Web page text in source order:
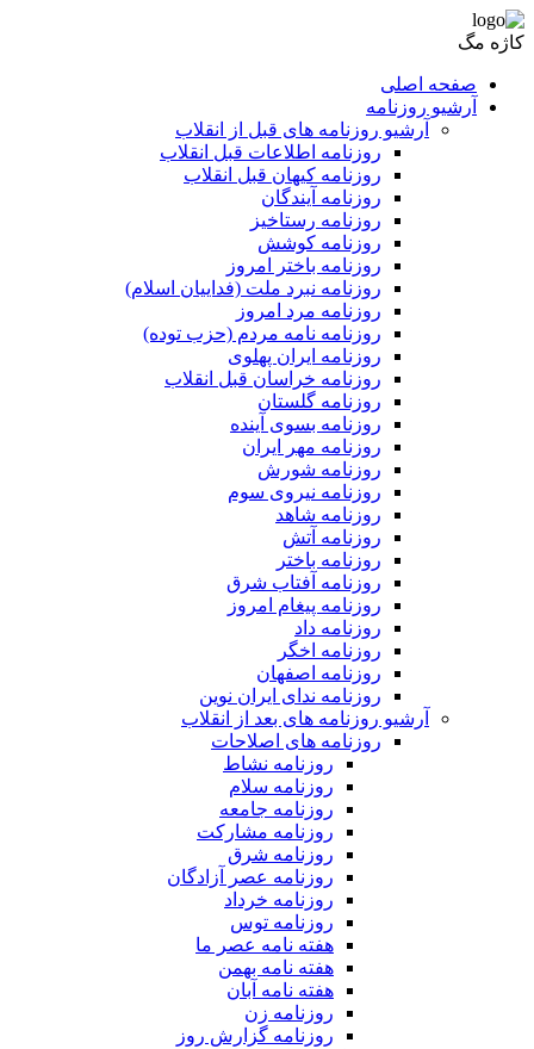
کاژه مگ
صفحه اصلی
آرشیو روزنامه
آرشیو روزنامه های قبل از انقلاب
روزنامه اطلاعات قبل انقلاب
روزنامه کیهان قبل انقلاب
روزنامه آیندگان
روزنامه رستاخیز
روزنامه کوشش
روزنامه باختر امروز
روزنامه نبرد ملت (فداییان اسلام)
روزنامه مرد امروز
روزنامه نامه مردم (حزب توده)
روزنامه ایران پهلوی
روزنامه خراسان قبل انقلاب
روزنامه گلستان
روزنامه بسوی آینده
روزنامه مهر ایران
روزنامه شورش
روزنامه نیروی سوم
روزنامه شاهد
روزنامه آتش
روزنامه باختر
روزنامه آفتاب شرق
روزنامه پیغام امروز
روزنامه داد
روزنامه اخگر
روزنامه اصفهان
روزنامه ندای ایران نوین
آرشیو روزنامه های بعد از انقلاب
روزنامه های اصلاحات
روزنامه نشاط
روزنامه سلام
روزنامه جامعه
روزنامه مشارکت
روزنامه شرق
روزنامه عصر آزادگان
روزنامه خرداد
روزنامه توس
هفته نامه عصر ما
هفته نامه بهمن
هفته نامه آبان
روزنامه زن
روزنامه گزارش روز